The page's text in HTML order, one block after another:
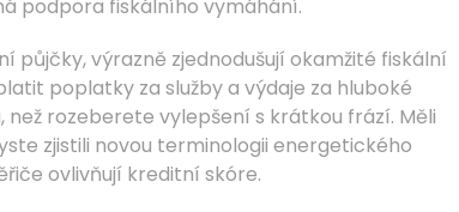
podpora fiskálního vymáhání.
půjčky, výrazně zjednodušují okamžité fiskální
poplatky za služby a výdaje za hluboké
rozeberete vylepšení s krátkou frází. Měli
zjistili novou terminologii energetického
ovlivňují kreditní skóre.